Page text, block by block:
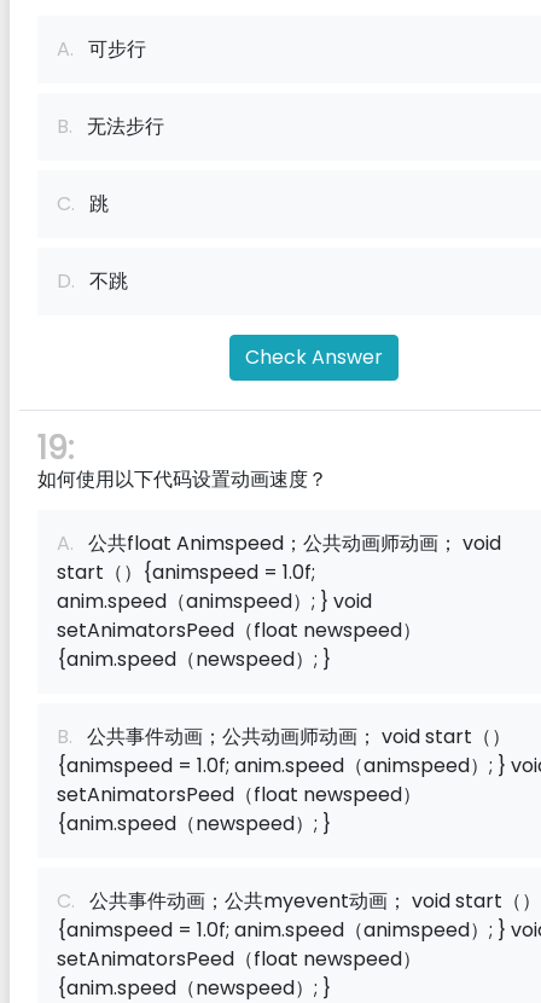
A. 可步行
B. 无法步行
C. 跳
D. 不跳
Check Answer
19:
如何使用以下代码设置动画速度？
A. 公共float Animspeed；公共动画师动画； void
start（）{animspeed = 1.0f;
anim.speed（animspeed）; } void
setAnimatorsPeed（float newspeed）
{anim.speed（newspeed）; }
B. 公共事件动画；公共动画师动画； void start（）
{animspeed = 1.0f; anim.speed（animspeed）; }
setAnimatorsPeed（float newspeed）
{anim.speed（newspeed）; }
C. 公共事件动画；公共myevent动画； void start（）
{animspeed = 1.0f; anim.speed（animspeed）; }
setAnimatorsPeed（float newspeed）
{anim.speed（newspeed）; }